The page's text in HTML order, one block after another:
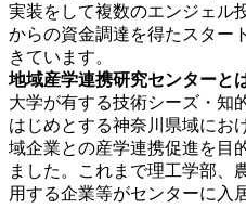
実装をして複数のエンジェル
からの資金調達を得たスター
きています。
地域産学連携研究センターと
大学が有する技術シーズ・知
はじめとする神奈川県域にお
域企業との産学連携促進を目
ました。これまで理工学部、
用する企業等がセンターに入